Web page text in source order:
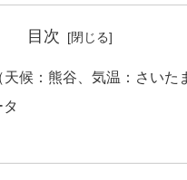
目次
候：熊谷、気温：さいた